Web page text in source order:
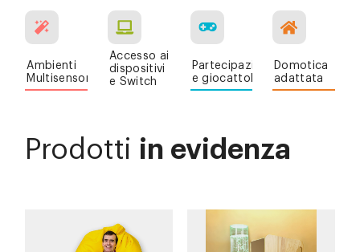
Ambienti
Multisensoriali
Accesso ai
dispositivi
e Switch
Partecipazione
e giocattoli
Domotica
adattata
Prodotti in evidenza